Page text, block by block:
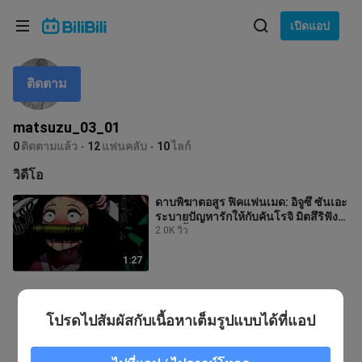
เปิดแอป
matsuzu_03_01
0ติดตามแล้ว 12แฟนคลับ 10ไลก์
ติดตาม
วิดีโอ
1:27
ดาบพิฆาตอสูร ฟิคแฟนเมด: อิจูซึ ซันเอะ
ระบายปัญหารักให้กับคันโรจิ มิตสึริฟัง
อย่างตั้งใจ แล้วเธอก็ให้ค
2.0K วิว
โปรดไปสัมผัสกับเนื้อหาเต็มรูปแบบได้ที่แอป
ภาษา: ภาษาไทย
ข้าสู่
ะบบ
เลือกภาษา
English
ภาษาไทย
Tiếng Việt
Bahasa Melayu